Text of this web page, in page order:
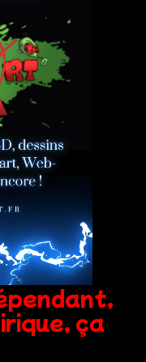
ça